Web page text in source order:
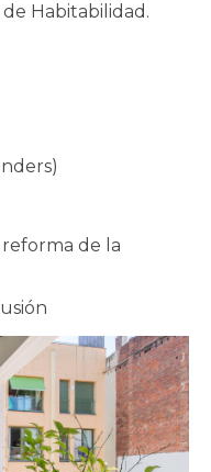
Habitabilidad.
de la